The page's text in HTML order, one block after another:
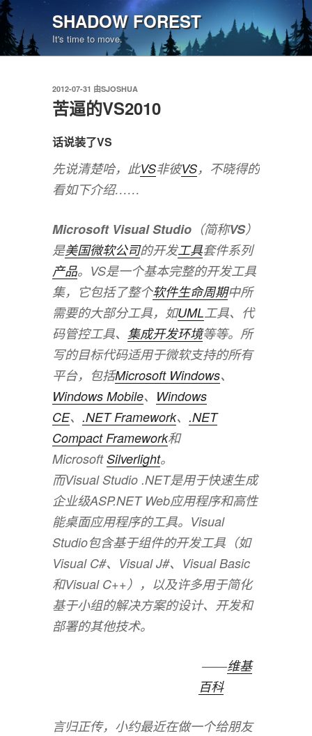
跳
至
内
容
SHADOW FOREST
It's time to move.
发
布
于
2012-07-31 由SJOSHUA
苦逼的VS2010
话说装了VS
先说清楚哈，此VS非彼VS，不晓得的
看如下介绍……
Microsoft Visual Studio（简称VS）
是美国微软公司的开发工具套件系列
产品。VS是一个基本完整的开发工具
集，它包括了整个软件生命周期中所
需要的大部分工具，如UML工具、代
码管控工具、 集成开发环境等等。所
写的目标代码适用于微软支持的所有
平台，包括Microsoft Windows、
Windows Mobile、 Windows
CE、 .NET Framework、 .NET
Compact Framework和
MicrosoftSilverlight。
而Visual Studio .NET是用于快速生成
企业级ASP.NET Web应用程序和高性
能桌面应用程序的工具。Visual
Studio包含基于组件的开发工具（如
Visual C#、Visual J#、Visual Basic
和Visual C++），以及许多用于简化
基于小组的解决方案的设计、开发和
部署的其他技术。
——维基
百科
言归正传，小约最近在做一个给朋友